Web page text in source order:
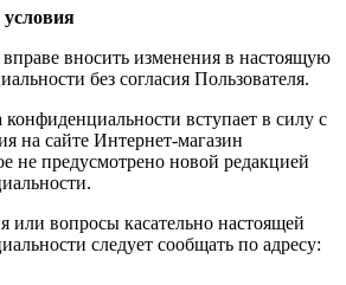
вносить изменения в настоящую
без согласия Пользователя.
вступает в силу с
на сайте Интернет-магазин
не предусмотрено новой редакцией
или вопросы касательно настоящей
следует сообщать по адресу: